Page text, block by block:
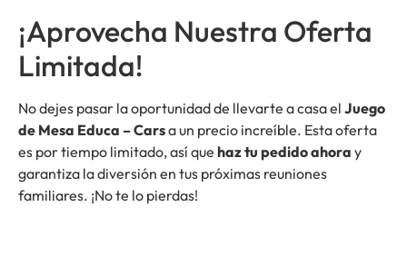
¡Aprovecha Nuestra Oferta
Limitada!
No dejes pasar la oportunidad de llevarte a casa el Juego
de Mesa Educa – Carsa un precio increíble. Esta oferta
es por tiempo limitado, así que haz tu pedido ahora y
garantiza la diversión en tus próximas reuniones
familiares. ¡No te lo pierdas!